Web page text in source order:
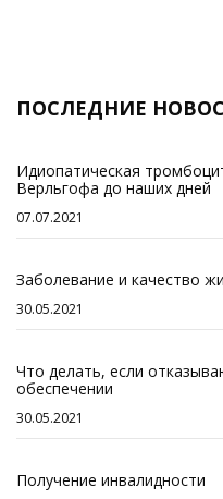
ПОСЛЕДНИЕ
Идиопатическая
Верльгофа до наших дней
07.07.2021
Заболевание и качество
30.05.2021
Что делать, если
обеспечении
30.05.2021
Получение инвалидности